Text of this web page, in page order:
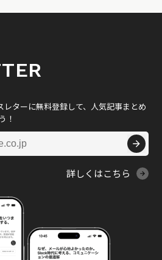
ターに無料登録して、人気記事まとめ
！
詳しくはこちら